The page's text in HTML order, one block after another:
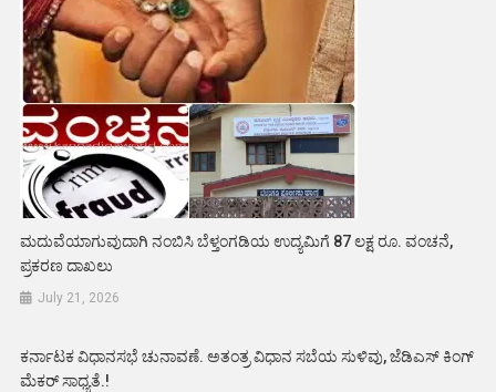
ಮದುವೆಯಾಗುವುದಾಗಿ ನಂಬಿಸಿ ಬೆಳ್ತಂಗಡಿಯ ಉದ್ಯಮಿಗೆ 87 ಲಕ್ಷ ರೂ. ವಂಚನೆ,
ಪ್ರಕರಣ ದಾಖಲು
July 21, 2026
ಕರ್ನಾಟಕ ವಿಧಾನಸಭೆ ಚುನಾವಣೆ. ಅತಂತ್ರ ವಿಧಾನ ಸಬೆಯ ಸುಳಿವು, ಜೆಡಿಎಸ್ ಕಿಂಗ್
ಮೆಕರ್ ಸಾಧ್ಯತೆ.!